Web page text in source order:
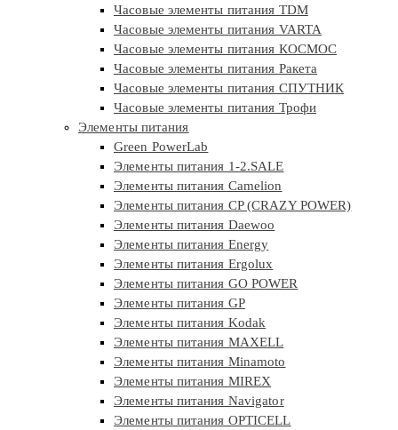
Часовые элементы питания TDM
Часовые элементы питания VARTA
Часовые элементы питания КОСМОС
Часовые элементы питания Ракета
Часовые элементы питания СПУТНИК
Часовые элементы питания Трофи
Элементы питания
Green PowerLab
Элементы питания 1-2.SALE
Элементы питания Camelion
Элементы питания CP (CRAZY POWER)
Элементы питания Daewoo
Элементы питания Energy
Элементы питания Ergolux
Элементы питания GO POWER
Элементы питания GP
Элементы питания Kodak
Элементы питания MAXELL
Элементы питания Minamoto
Элементы питания MIREX
Элементы питания Navigator
Элементы питания OPTICELL